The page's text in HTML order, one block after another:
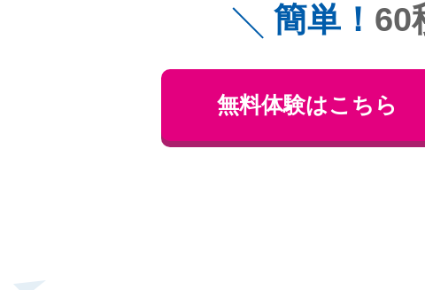
簡単！ 60
無料体験はこちら